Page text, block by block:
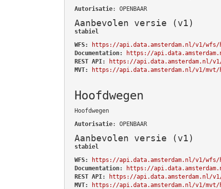
Autorisatie: OPENBAAR
Aanbevolen versie (v1)
stabiel
WFS:
https://api.data.amsterdam.nl/v1/wfs/
Documentation:
https://
REST API:
https://api.data.amsterdam.nl/
MVT:
https://api.data.amsterdam.nl/v1/mvt/
Hoofdwegen
Hoofdwegen
Autorisatie: OPENBAAR
Aanbevolen versie (v1)
stabiel
WFS:
https://api.data.amsterdam.nl/v1/wfs/
Documentation:
https://
REST API:
https://api.data.amsterdam.nl/
MVT:
https://api.data.amsterdam.nl/v1/mvt/